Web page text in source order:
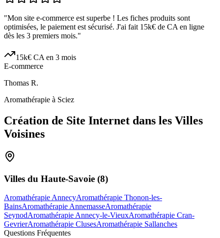
"Mon site e-commerce est superbe ! Les fiches produits sont
optimisées, le paiement est sécurisé. J'ai fait 15k€ de CA en ligne
dès les 3 premiers mois."
15k€ CA en 3 mois
E-commerce
Thomas R.
Aromathérapie à Sciez
Création de Site Internet dans les Villes
Voisines
Villes du Haute-Savoie (8)
Aromathérapie AnnecyAromathérapie Thonon-les-
BainsAromathérapie AnnemasseAromathérapie
SeynodAromathérapie Annecy-le-VieuxAromathérapie Cran-
GevrierAromathérapie ClusesAromathérapie Sallanches
Questions Fréquentes